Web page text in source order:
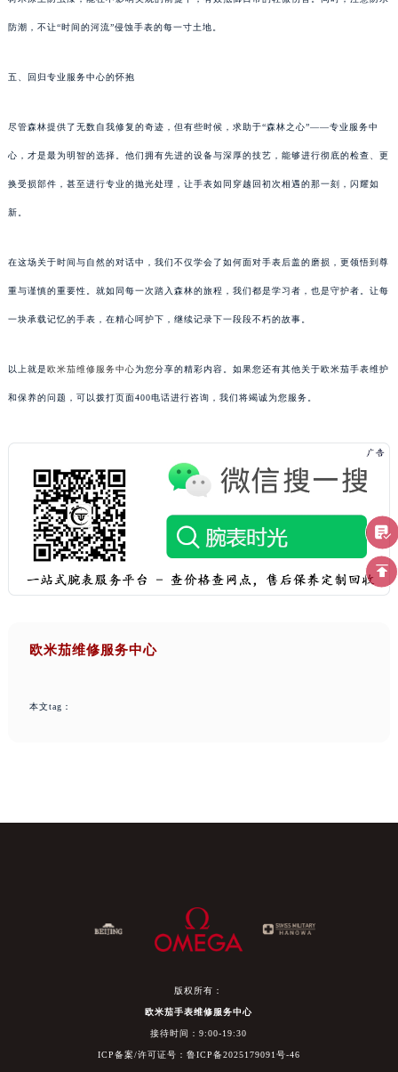
防潮，不让“时间的河流”侵蚀手表的每一寸土地。
五、回归专业服务中心的怀抱
尽管森林提供了无数自我修复的奇迹，但有些时候，求助于“森林之心”——专业服务中
心，才是最为明智的选择。他们拥有先进的设备与深厚的技艺，能够进行彻底的检查、更
换受损部件，甚至进行专业的抛光处理，让手表如同穿越回初次相遇的那一刻，闪耀如
新。
在这场关于时间与自然的对话中，我们不仅学会了如何面对手表后盖的磨损，更领悟到尊
重与谨慎的重要性。就如同每一次踏入森林的旅程，我们都是学习者，也是守护者。让每
一块承载记忆的手表，在精心呵护下，继续记录下一段段不朽的故事。
以上就是欧米茄维修服务中心为您分享的精彩内容。如果您还有其他关于欧米茄手表维护
和保养的问题，可以拨打页面400电话进行咨询，我们将竭诚为您服务。
欧米茄维修服务中心
本文tag：
版权所有：
欧米茄手表维修服务中心
接待时间：9:00-19:30
ICP备案/许可证号：鲁ICP备2025179091号-46